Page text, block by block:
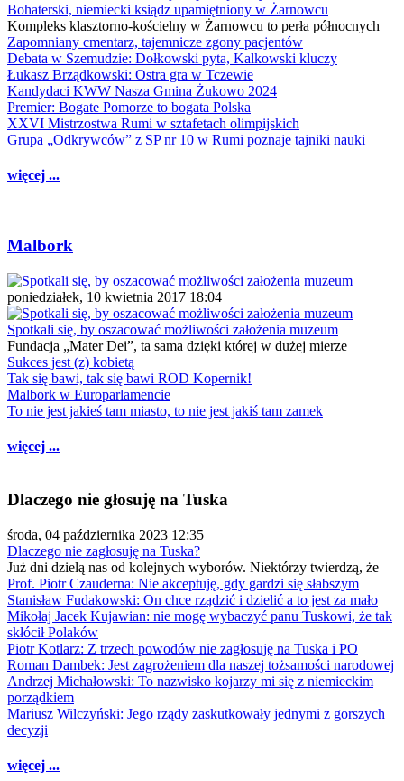
Bohaterski, niemiecki ksiądz upamiętniony w Żarnowcu
Kompleks klasztorno-kościelny w Żarnowcu to perła północnych
Zapomniany cmentarz, tajemnicze zgony pacjentów
Debata w Szemudzie: Dołkowski pyta, Kalkowski kluczy
Łukasz Brządkowski: Ostra gra w Tczewie
Kandydaci KWW Nasza Gmina Żukowo 2024
Premier: Bogate Pomorze to bogata Polska
XXVI Mistrzostwa Rumi w sztafetach olimpijskich
Grupa „Odkrywców” z SP nr 10 w Rumi poznaje tajniki nauki
więcej ...
Malbork
poniedziałek, 10 kwietnia 2017 18:04
Spotkali się, by oszacować możliwości założenia muzeum
Fundacja „Mater Dei”, ta sama dzięki której w dużej mierze
Sukces jest (z) kobietą
Tak się bawi, tak się bawi ROD Kopernik!
Malbork w Europarlamencie
To nie jest jakieś tam miasto, to nie jest jakiś tam zamek
więcej ...
Dlaczego nie głosuję na Tuska
środa, 04 października 2023 12:35
Dlaczego nie zagłosuję na Tuska?
Już dni dzielą nas od kolejnych wyborów. Niektórzy twierdzą, że
Prof. Piotr Czauderna: Nie akceptuję, gdy gardzi się słabszym
Stanisław Fudakowski: On chce rządzić i dzielić a to jest za mało
Mikołaj Jacek Kujawian: nie mogę wybaczyć panu Tuskowi, że tak
skłócił Polaków
Piotr Kotlarz: Z trzech powodów nie zagłosuję na Tuska i PO
Roman Dambek: Jest zagrożeniem dla naszej tożsamości narodowej
Andrzej Michałowski: To nazwisko kojarzy mi się z niemieckim
porządkiem
Mariusz Wilczyński: Jego rządy zaskutkowały jednymi z gorszych
decyzji
więcej ...